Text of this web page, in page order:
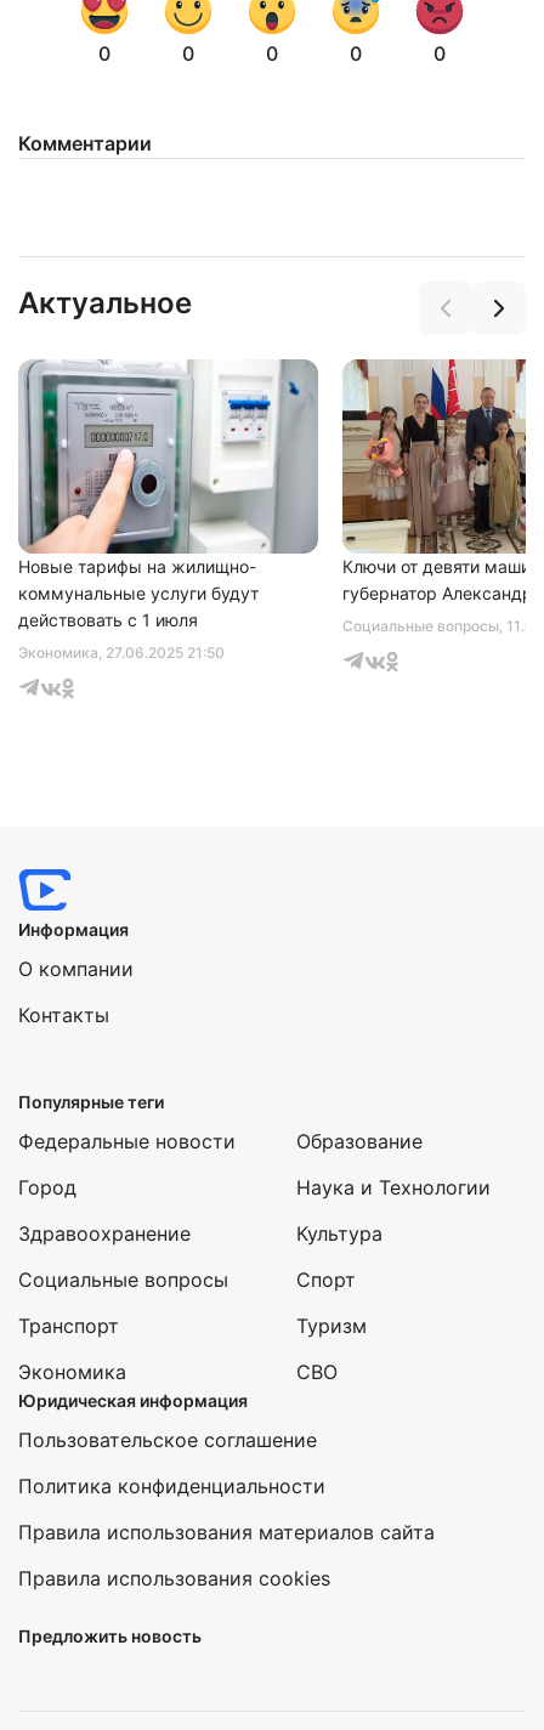
0 0 0 0 0
Комментарии
Актуальное
Экономика, 27.06.2025 21:50
Новые тарифы на жилищно-
коммунальные услуги будут
действовать с 1 июля
Социальные вопросы,
Ключи от девяти машин
губернатор Александр
Информация
О компании
Контакты
Популярные теги
Федеральные новости
Город
Здравоохранение
Социальные вопросы
Транспорт
Экономика
Образование
Наука и Технологии
Культура
Спорт
Туризм
СВО
Юридическая информация
Пользовательское соглашение
Политика конфиденциальности
Правила использования материалов сайта
Правила использования cookies
Предложить новость